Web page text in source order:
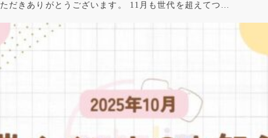
ただきありがとうございます。 11月も世代を超えてつ…